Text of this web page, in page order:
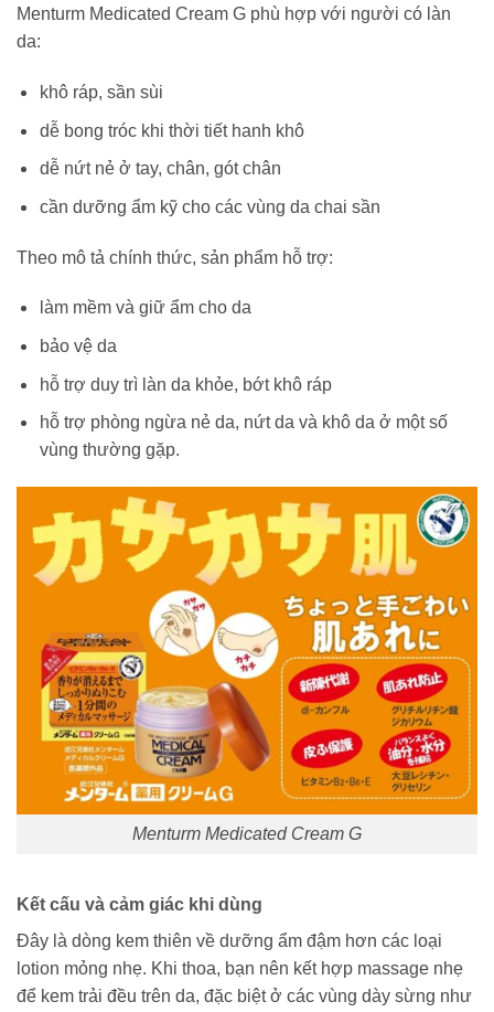
Menturm Medicated Cream G phù hợp với người có làn
da:
khô ráp, sần sùi
dễ bong tróc khi thời tiết hanh khô
dễ nứt nẻ ở tay, chân, gót chân
cần dưỡng ẩm kỹ cho các vùng da chai sần
Theo mô tả chính thức, sản phẩm hỗ trợ:
làm mềm và giữ ẩm cho da
bảo vệ da
hỗ trợ duy trì làn da khỏe, bớt khô ráp
hỗ trợ phòng ngừa nẻ da, nứt da và khô da ở một số
vùng thường gặp.
Menturm Medicated Cream G
Kết cấu và cảm giác khi dùng
Đây là dòng kem thiên về dưỡng ẩm đậm hơn các loại
lotion mỏng nhẹ. Khi thoa, bạn nên kết hợp massage nhẹ
để kem trải đều trên da, đặc biệt ở các vùng dày sừng như